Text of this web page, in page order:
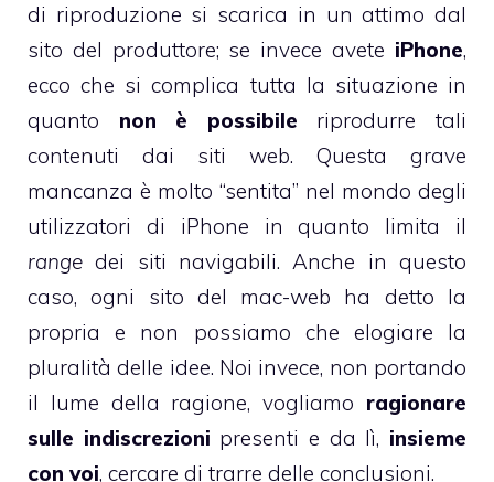
di riproduzione si scarica in un attimo dal
sito del produttore; se invece avete iPhone,
ecco che si complica tutta la situazione in
quanto non è possibile riprodurre tali
contenuti dai siti web. Questa grave
mancanza è molto “sentita” nel mondo degli
utilizzatori di iPhone in quanto limita il
range dei siti navigabili. Anche in questo
caso, ogni sito del mac-web ha detto la
propria e non possiamo che elogiare la
pluralità delle idee. Noi invece, non portando
il lume della ragione, vogliamo ragionare
sulle indiscrezioni presenti e da lì, insieme
con voi, cercare di trarre delle conclusioni.